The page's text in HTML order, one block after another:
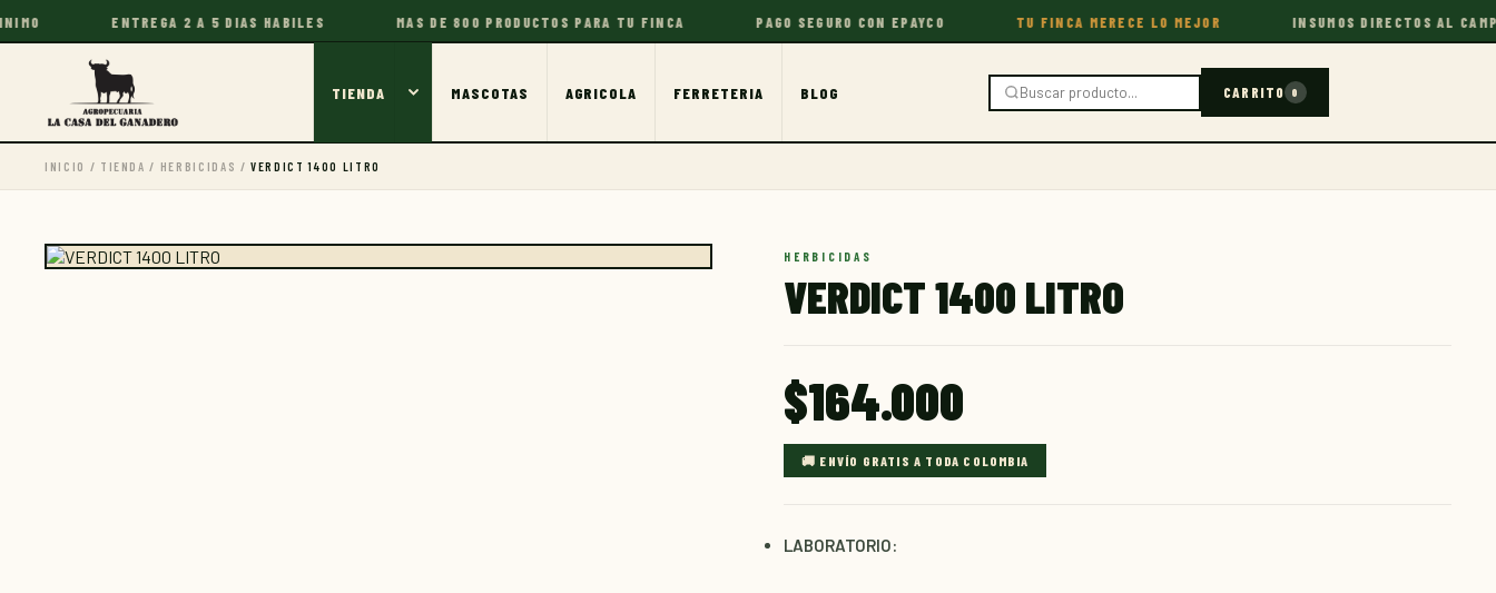
ENTREGA 2 A 5 DIAS HABILES MAS DE 800 PRODUCTOS PARA TU FINCA PAGO SEGURO CON EPAYCO TU FINCA MERECE LO MEJOR INSUMOS DIRECTOS AL CAMPO
TIENDA MASCOTAS AGRICOLA FERRETERIA BLOG CARRITO 0
INICIO / TIENDA / HERBICIDAS /VERDICT 1400 LITRO
HERBICIDAS
VERDICT 1400 LITRO
$164.000
🚚 ENVÍO GRATIS A TODA COLOMBIA
LABORATORIO: